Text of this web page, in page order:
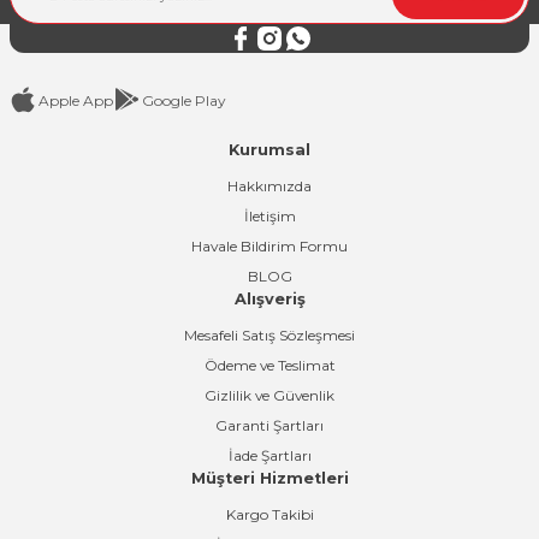
Apple App Google Play
Kurumsal
Hakkımızda
İletişim
Havale Bildirim Formu
BLOG
Alışveriş
Mesafeli Satış Sözleşmesi
Ödeme ve Teslimat
Gizlilik ve Güvenlik
Garanti Şartları
İade Şartları
Müşteri Hizmetleri
Kargo Takibi